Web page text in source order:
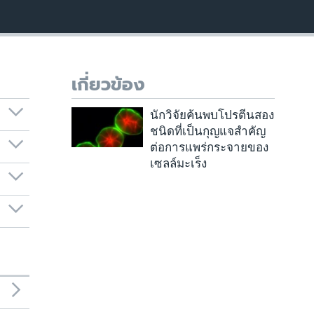
เกี่ยวข้อง
นักวิจัยค้นพบโปรตีนสอง
ชนิดที่เป็นกุญแจสำคัญ
ต่อการแพร่กระจายของ
เซลล์มะเร็ง